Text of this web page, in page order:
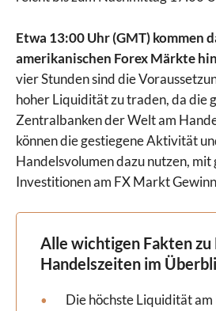
Etwa 13:00 Uhr (GMT) kommen
amerikanischen Forex Märkte
vier Stunden sind die
hoher Liquidität zu traden, da die
Zentralbanken der Welt am
können die gestiegene Aktivität
Handelsvolumen dazu nutzen, mit
Investitionen am FX Markt
Alle wichtigen Fakten zu
Handelszeiten im
Die höchste Liquidität